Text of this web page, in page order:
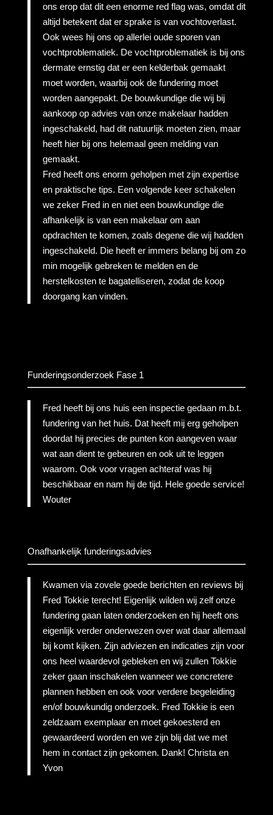
ons erop dat dit een enorme red flag was, omdat dit
altijd betekent dat er sprake is van vochtoverlast.
Ook wees hij ons op allerlei oude sporen van
vochtproblematiek. De vochtproblematiek is bij ons
dermate ernstig dat er een kelderbak gemaakt
moet worden, waarbij ook de fundering moet
worden aangepakt. De bouwkundige die wij bij
aankoop op advies van onze makelaar hadden
ingeschakeld, had dit natuurlijk moeten zien, maar
heeft hier bij ons helemaal geen melding van
gemaakt.
Fred heeft ons enorm geholpen met zijn expertise
en praktische tips. Een volgende keer schakelen
we zeker Fred in en niet een bouwkundige die
afhankelijk is van een makelaar om aan
opdrachten te komen, zoals degene die wij hadden
ingeschakeld. Die heeft er immers belang bij om zo
min mogelijk gebreken te melden en de
herstelkosten te bagatelliseren, zodat de koop
doorgang kan vinden.
Funderingsonderzoek Fase 1
Fred heeft bij ons huis een inspectie gedaan m.b.t.
fundering van het huis. Dat heeft mij erg geholpen
doordat hij precies de punten kon aangeven waar
wat aan dient te gebeuren en ook uit te leggen
waarom. Ook voor vragen achteraf was hij
beschikbaar en nam hij de tijd. Hele goede service!
Wouter
Onafhankelijk funderingsadvies
Kwamen via zovele goede berichten en reviews bij
Fred Tokkie terecht! Eigenlijk wilden wij zelf onze
fundering gaan laten onderzoeken en hij heeft ons
eigenlijk verder onderwezen over wat daar allemaal
bij komt kijken. Zijn adviezen en indicaties zijn voor
ons heel waardevol gebleken en wij zullen Tokkie
zeker gaan inschakelen wanneer we concretere
plannen hebben en ook voor verdere begeleiding
en/of bouwkundig onderzoek. Fred Tokkie is een
zeldzaam exemplaar en moet gekoesterd en
gewaardeerd worden en we zijn blij dat we met
hem in contact zijn gekomen. Dank! Christa en
Yvon